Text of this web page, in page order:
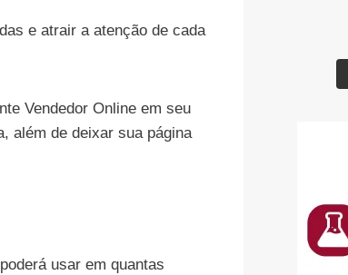
e atrair a atenção de cada
Vendedor Online em seu
além de deixar sua página
usar em quantas